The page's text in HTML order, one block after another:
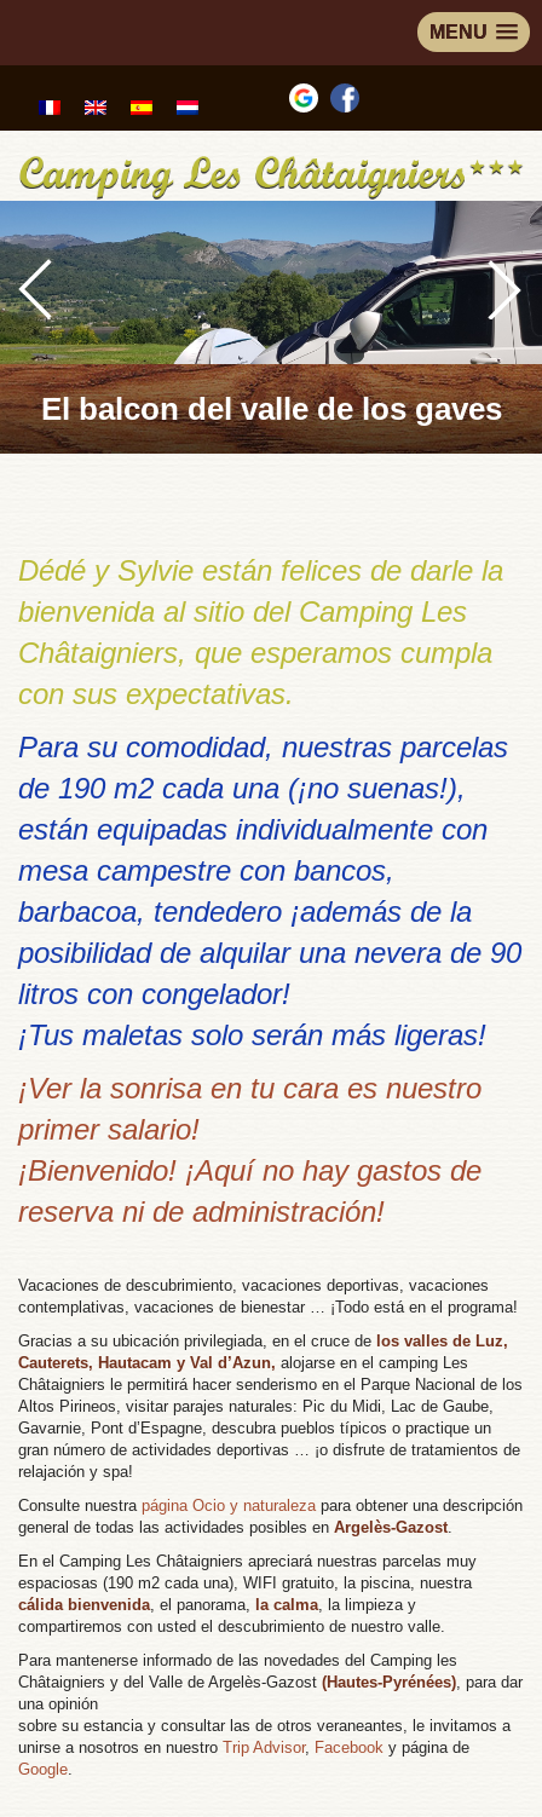
MENU
El balcon del valle de los gaves
Dédé y Sylvie están felices de darle la
bienvenida al sitio del Camping Les
Châtaigniers, que esperamos cumpla
con sus expectativas.
Para su comodidad, nuestras parcelas
de 190 m2 cada una (¡no suenas!),
están equipadas individualmente con
mesa campestre con bancos,
barbacoa, tendedero ¡además de la
posibilidad de alquilar una nevera de 90
litros con congelador!
¡Tus maletas solo serán más ligeras!
¡Ver la sonrisa en tu cara es nuestro
primer salario!
¡Bienvenido! ¡Aquí no hay gastos de
reserva ni de administración!
Vacaciones de descubrimiento, vacaciones deportivas, vacaciones
contemplativas, vacaciones de bienestar … ¡Todo está en el programa!
Gracias a su ubicación privilegiada, en el cruce de los valles de Luz,
Cauterets, Hautacam y Val d’Azun, alojarse en el camping Les
Châtaigniers le permitirá hacer senderismo en el Parque Nacional de los
Altos Pirineos, visitar parajes naturales: Pic du Midi, Lac de Gaube,
Gavarnie, Pont d’Espagne, descubra pueblos típicos o practique un
gran número de actividades deportivas … ¡o disfrute de tratamientos de
relajación y spa!
Consulte nuestra página Ocio y naturalezapara obtener una descripción
general de todas las actividades posibles en Argelès-Gazost.
En el Camping Les Châtaigniers apreciará nuestras parcelas muy
espaciosas (190 m2 cada una), WIFI gratuito, la piscina, nuestra
cálida bienvenida, el panorama, la calma, la limpieza y
compartiremos con usted el descubrimiento de nuestro valle.
Para mantenerse informado de las novedades del Camping les
Châtaigniers y del Valle de Argelès-Gazost (Hautes-Pyrénées), para dar
una opinión
sobre su estancia y consultar las de otros veraneantes, le invitamos a
unirse a nosotros en nuestro Trip Advisor, Facebook y página de
Google.